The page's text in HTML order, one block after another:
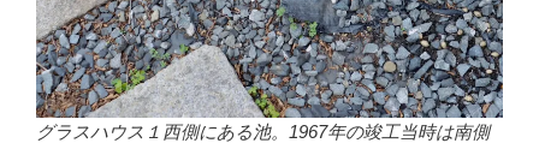
グラスハウス１西側にある池。1967年の竣工当時は南側